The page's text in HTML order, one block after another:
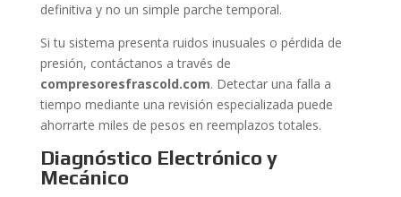
definitiva y no un simple parche temporal.
Si tu sistema presenta ruidos inusuales o pérdida de
presión, contáctanos a través de
compresoresfrascold.com. Detectar una falla a
tiempo mediante una revisión especializada puede
ahorrarte miles de pesos en reemplazos totales.
Diagnóstico Electrónico y
Mecánico